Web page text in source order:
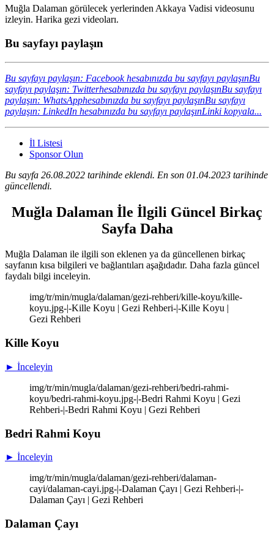
Muğla Dalaman görülecek yerlerinden Akkaya Vadisi videosunu
izleyin. Harika gezi videoları.
Bu sayfayı paylaşın
Bu sayfayı paylaşın: Facebook hesabınızda bu sayfayı paylaşınBu
sayfayı paylaşın: Twitterhesabınızda bu sayfayı paylaşınBu sayfayı
paylaşın: WhatsApphesabınızda bu sayfayı paylaşınBu sayfayı
paylaşın: LinkedIn hesabınızda bu sayfayı paylaşınLinki kopyala...
İl Listesi
Sponsor Olun
Bu sayfa 26.08.2022 tarihinde eklendi. En son 01.04.2023 tarihinde
güncellendi.
Muğla Dalaman İle İlgili Güncel Birkaç
Sayfa Daha
Muğla Dalaman ile ilgili son eklenen ya da güncellenen birkaç
sayfanın kısa bilgileri ve bağlantıları aşağıdadır. Daha fazla güncel
faydalı bilgi inceleyin.
img/tr/min/mugla/dalaman/gezi-rehberi/kille-koyu/kille-
koyu.jpg-|-Kille Koyu | Gezi Rehberi-|-Kille Koyu |
Gezi Rehberi
Kille Koyu
► İnceleyin
img/tr/min/mugla/dalaman/gezi-rehberi/bedri-rahmi-
koyu/bedri-rahmi-koyu.jpg-|-Bedri Rahmi Koyu | Gezi
Rehberi-|-Bedri Rahmi Koyu | Gezi Rehberi
Bedri Rahmi Koyu
► İnceleyin
img/tr/min/mugla/dalaman/gezi-rehberi/dalaman-
cayi/dalaman-cayi.jpg-|-Dalaman Çayı | Gezi Rehberi-|-
Dalaman Çayı | Gezi Rehberi
Dalaman Çayı